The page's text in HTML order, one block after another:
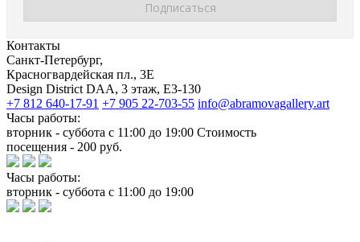
Контакты
Санкт-Петербург,
Красногвардейская пл., 3E
Design District DAA, 3 этаж, Е3-130
+7 812 640-17-91 +7 905 22-703-55 info@abramovagallery.art
Часы работы:
вторник - суббота с 11:00 до 19:00 Стоимость
посещения - 200 руб.
Часы работы:
вторник - суббота с 11:00 до 19:00